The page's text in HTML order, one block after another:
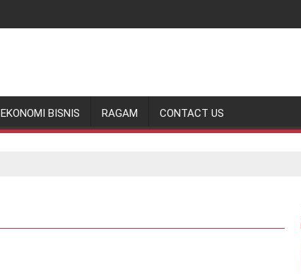
EKONOMI BISNIS RAGAM CONTACT US